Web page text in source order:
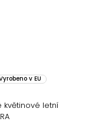
v EU
květinové letní